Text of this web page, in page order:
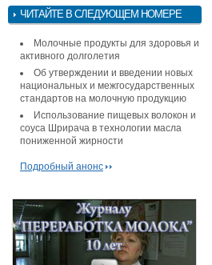
ЧИТАЙТЕ В СЛЕДУЮЩЕМ НОМЕРЕ
Молочные продукты для здоровья и
активного долголетия
Об утверждении и введении новых
национальных и межгосударственных
стандартов на молочную продукцию
Использование пищевых волокон и
соуса Шрирача в технологии масла
пониженной жирности
Подробный анонс